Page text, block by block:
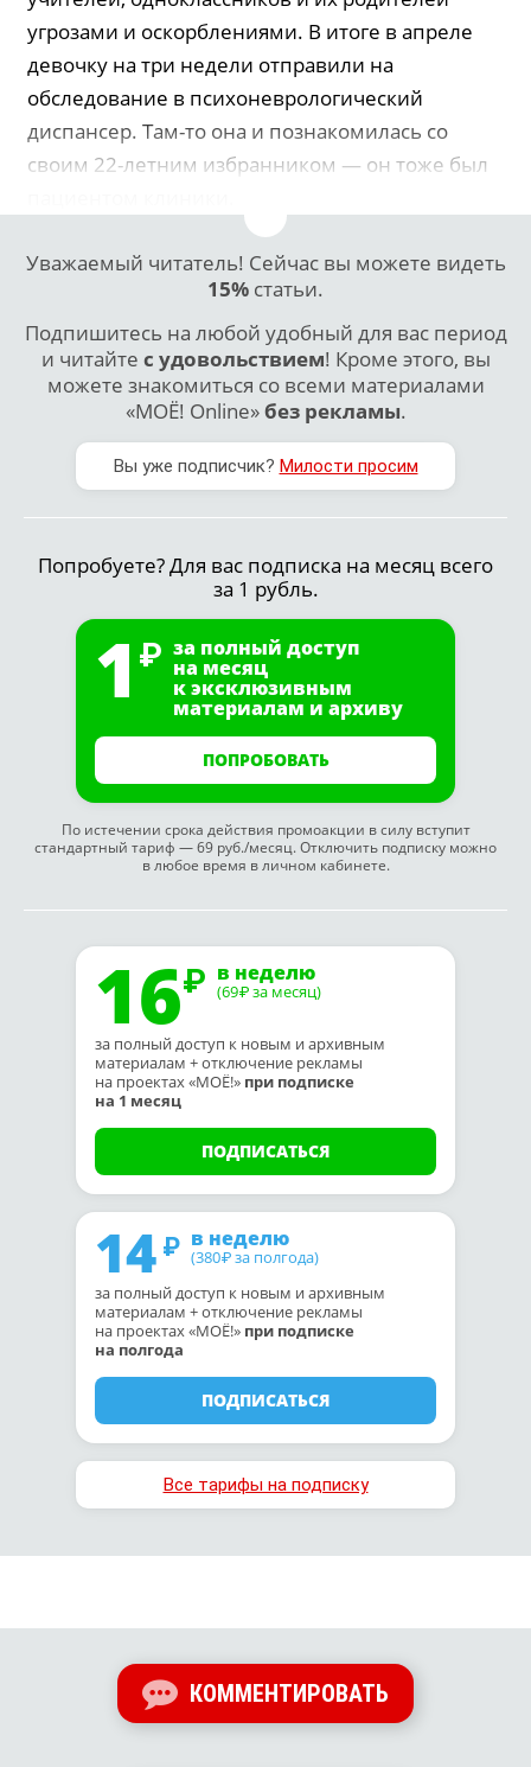
угрозами и оскорблениями. В итоге в апреле
девочку на три недели отправили на
обследование в психоневрологический
диспансер. Там-то она и познакомилась со
своим 22-летним избранником — он тоже был
Уважаемый читатель! Сейчас вы можете видеть
15% статьи.
Подпишитесь на любой удобный для вас период
и читайте с удовольствием! Кроме этого, вы
можете знакомиться со всеми материалами
«МОЁ! Online»без рекламы.
Вы уже подписчик? Милости просим
Попробуете? Для вас подписка на месяц всего
за 1 рубль.
1 за полный доступ
на месяц
к эксклюзивным
материалам и архиву
ПОПРОБОВАТЬ
По истечении срока действия промоакции в силу вступит
стандартный тариф — 69 руб./месяц. Отключить подписку можно
в любое время в личном кабинете.
16 в неделю
(69₽ за месяц)
за полный доступ к новым и архивным
материалам + отключение рекламы
на проектах «МОЁ!» при подписке
на 1 месяц
ПОДПИСАТЬСЯ
14 в неделю
(380₽ за полгода)
за полный доступ к новым и архивным
материалам + отключение рекламы
на проектах «МОЁ!» при подписке
на полгода
ПОДПИСАТЬСЯ
Все тарифы на подписку
КОММЕНТИРОВАТЬ